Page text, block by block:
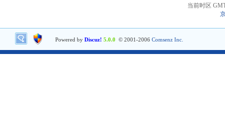
当前时区
Powered by Discuz! 5.0.0 © 2001-2006 Comsenz Inc.